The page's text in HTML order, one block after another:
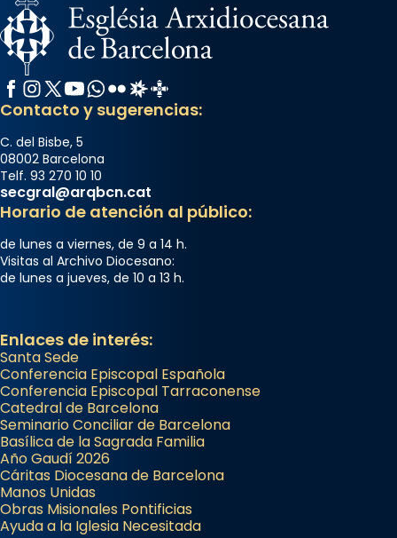
Facebook
Instagram
X / Twitter
YouTube
WhatsApp
FlickrRadio Estel
Catalunya Cristiana
Contacto y sugerencias:
C. del Bisbe, 5
08002 Barcelona
Telf. 93 270 10 10
secgral@arqbcn.cat
Horario de atención al público:
de lunes a viernes, de 9 a 14 h.
Visitas al Archivo Diocesano:
de lunes a jueves, de 10 a 13 h.
Enlaces de interés:
Santa Sede
Conferencia Episcopal Española
Conferencia Episcopal Tarraconense
Catedral de Barcelona
Seminario Conciliar de Barcelona
Basílica de la Sagrada Familia
Año Gaudí 2026
Cáritas Diocesana de Barcelona
Manos Unidas
Obras Misionales Pontificias
Ayuda a la Iglesia Necesitada